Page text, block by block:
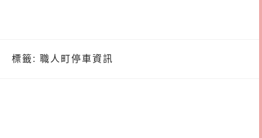
標籤: 職人町停車資訊